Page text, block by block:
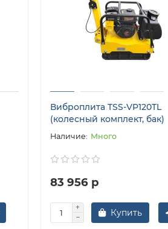
Виброплита TSS-VP120TL
(колесный комплект, бак)
Много
83 956 р
Купить